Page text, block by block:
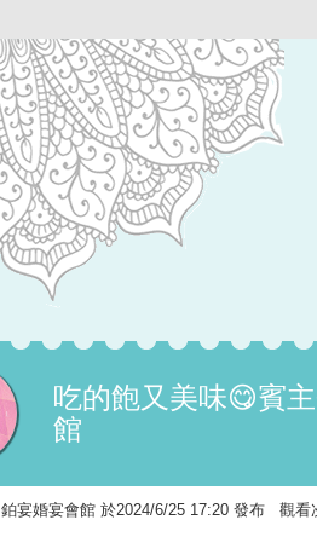
吃的飽又美味😋賓
館
鉑宴婚宴會館 於2024/6/25 17:20 發布 觀